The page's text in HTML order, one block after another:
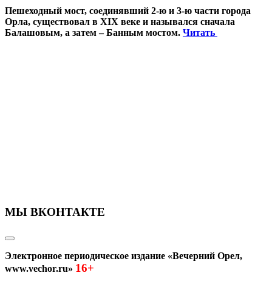
Пешеходный мост, соединявший 2-ю и 3-ю части города
Орла, существовал в XIX веке и назывался сначала
Балашовым, а затем – Банным мостом. Читать
МЫ ВКОНТАКТЕ
Электронное периодическое издание «Вечерний Орел,
www.vechor.ru» 16+